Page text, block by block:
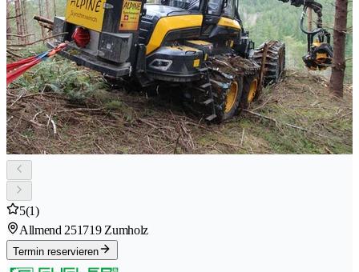
5(1)
Allmend 251719 Zumholz
Termin reservieren